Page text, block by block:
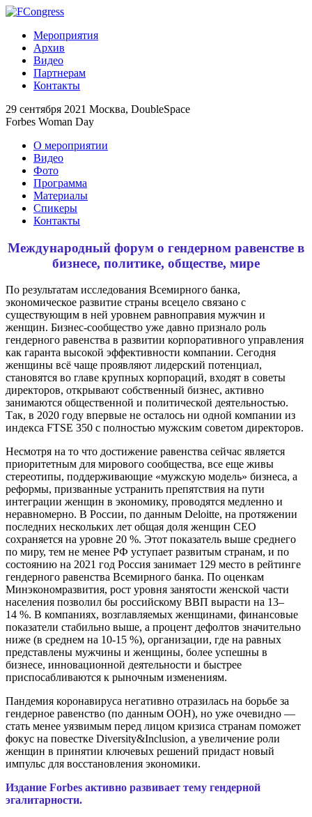
Мероприятия
Архив
Видео
Партнерам
Контакты
29 сентября 2021 Москва, DoubleSpace
Forbes Woman Day
О мероприятии
Видео
Фото
Программа
Материалы
Спикеры
Контакты
Международный форум о гендерном равенстве в
бизнесе, политике, обществе, мире
По результатам исследования Всемирного банка,
экономическое развитие страны всецело связано с
существующим в ней уровнем равноправия мужчин и
женщин. Бизнес-сообщество уже давно признало роль
гендерного равенства в развитии корпоративного управления
как гаранта высокой эффективности компании. Сегодня
женщины всё чаще проявляют лидерский потенциал,
становятся во главе крупных корпораций, входят в советы
директоров, открывают собственный бизнес, активно
занимаются общественной и политической деятельностью.
Так, в 2020 году впервые не осталось ни одной компании из
индекса FTSE 350 с полностью мужским советом директоров.
Несмотря на то что достижение равенства сейчас является
приоритетным для мирового сообщества, все еще живы
стереотипы, поддерживающие «мужскую модель» бизнеса, а
реформы, призванные устранить препятствия на пути
интеграции женщин в экономику, проводятся медленно и
неравномерно. В России, по данным Deloitte, на протяжении
последних нескольких лет общая доля женщин CEO
сохраняется на уровне 20 %. Этот показатель выше среднего
по миру, тем не менее РФ уступает развитым странам, и по
состоянию на 2021 год Россия занимает 129 место в рейтинге
гендерного равенства Всемирного банка. По оценкам
Минэкономразвития, рост уровня занятости женской части
населения позволил бы российскому ВВП вырасти на 13–
14 %. В компаниях, возглавляемых женщинами, финансовые
показатели стабильно выше, а процент дефолтов значительно
ниже (в среднем на 10-15 %), организации, где на равных
представлены мужчины и женщины, более успешны в
бизнесе, инновационной деятельности и быстрее
приспосабливаются к рыночным изменениям.
Пандемия коронавируса негативно отразилась на борьбе за
гендерное равенство (по данным ООН), но уже очевидно —
стать менее уязвимым перед лицом кризиса странам поможет
фокус на повестке Diversity&Inclusion, а увеличение роли
женщин в принятии ключевых решений придаст новый
импульс для восстановления экономики.
Издание Forbes активно развивает тему гендерной
эгалитарности.